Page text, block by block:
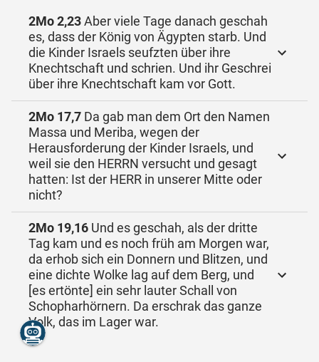
2Mo 2,23Aber viele Tage danach geschah
es, dass der König von Ägypten starb. Und
die Kinder Israels seufzten über ihre
Knechtschaft und schrien. Und ihr Geschrei
über ihre Knechtschaft kam vor Gott.
2Mo 17,7 Da gab man dem Ort den Namen
Massa und Meriba, wegen der
Herausforderung der Kinder Israels, und
weil sie den HERRN versucht und gesagt
hatten: Ist der HERR in unserer Mitte oder
nicht?
2Mo 19,16 Und es geschah, als der dritte
Tag kam und es noch früh am Morgen war,
da erhob sich ein Donnern und Blitzen, und
eine dichte Wolke lag auf dem Berg, und
[es ertönte] ein sehr lauter Schall von
Schopharhörnern. Da erschrak das ganze
Volk, das im Lager war.